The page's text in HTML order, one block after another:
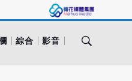
綜合 影音